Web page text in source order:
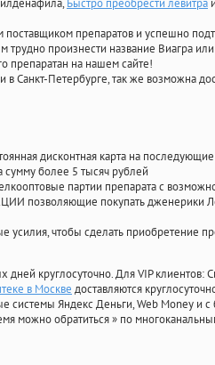
, Быстро преобрести левитра
поставщиком препаратов и успешно
произнести название Виагра
препаратан на нашем сайте!
Санкт-Петербурге, так же возможна
дисконтная карта на
сумму более 5 тысяч рублей
партии препарата с
позволяющие покупать дженерики
чтобы сделать приобретение
дней круглосуточно. Для VIP клиентов:
в Москве доставляются
Яндекс Деньги, Web Money и с
можно обратиться» по